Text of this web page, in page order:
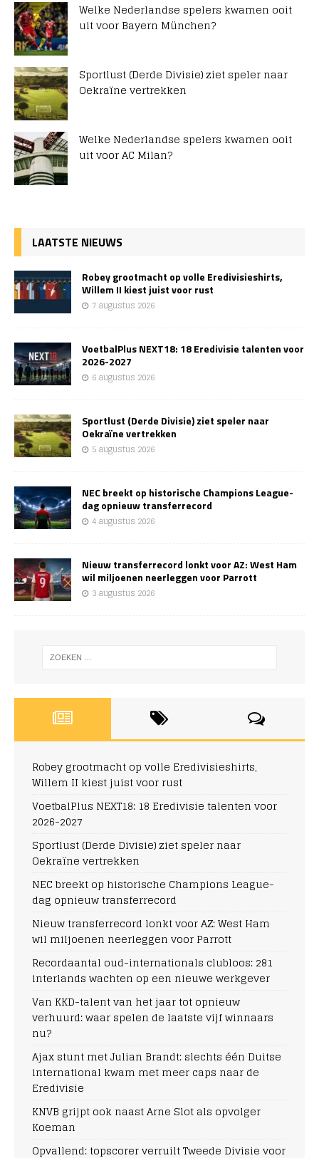
Welke Nederlandse spelers kwamen ooit
uit voor Bayern München?
Sportlust (Derde Divisie) ziet speler naar
Oekraïne vertrekken
Welke Nederlandse spelers kwamen ooit
uit voor AC Milan?
LAATSTE NIEUWS
Robey grootmacht op volle Eredivisieshirts,
Willem II kiest juist voor rust
7 augustus 2026
VoetbalPlus NEXT18: 18 Eredivisie talenten voor
2026-2027
6 augustus 2026
Sportlust (Derde Divisie) ziet speler naar
Oekraïne vertrekken
5 augustus 2026
NEC breekt op historische Champions League-
dag opnieuw transferrecord
4 augustus 2026
Nieuw transferrecord lonkt voor AZ: West Ham
wil miljoenen neerleggen voor Parrott
3 augustus 2026
Robey grootmacht op volle Eredivisieshirts,
Willem II kiest juist voor rust
VoetbalPlus NEXT18: 18 Eredivisie talenten voor
2026-2027
Sportlust (Derde Divisie) ziet speler naar
Oekraïne vertrekken
NEC breekt op historische Champions League-
dag opnieuw transferrecord
Nieuw transferrecord lonkt voor AZ: West Ham
wil miljoenen neerleggen voor Parrott
Recordaantal oud-internationals clubloos: 281
interlands wachten op een nieuwe werkgever
Van KKD-talent van het jaar tot opnieuw
verhuurd: waar spelen de laatste vijf winnaars
nu?
Ajax stunt met Julian Brandt: slechts één Duitse
international kwam met meer caps naar de
Eredivisie
KNVB grijpt ook naast Arne Slot als opvolger
Koeman
Opvallend: topscorer verruilt Tweede Divisie voor